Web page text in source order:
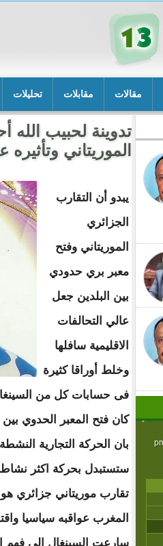
مقالات مقابلات تحليلات
تدوينة لحبيب الله
الموريتاني وتأثيره
يبدو أن التقارب
الجزائري
الموريتاني وفتح
معبر بري حدودي
بين البلدين جعل
عالي التحالفات
الاقليمية سافلها
وخلط أوراقا كثيرة
فى حسابات كل من
كان فتح المعبر الحدوي
بان الحركة التجارية
ستستبدل بحركة اكثر
تقارب موريتاني جزائري
المغرب عواقبه سياسيا
سارعت السينغال الى فهم